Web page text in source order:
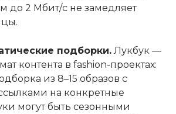
до 2 Мбит/с не замедляет
подборки. Лукбук —
контента в fashion-проектах:
из 8–15 образов с
на конкретные
могут быть сезонными